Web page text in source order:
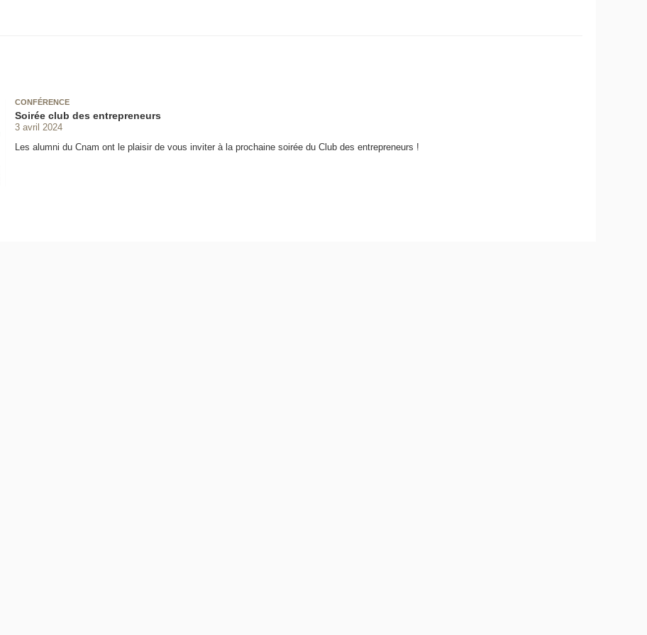
CONFÉRENCE
Soirée club des entrepreneurs
3 avril 2024
Les alumni du Cnam ont le plaisir de vous inviter à la prochaine soirée du Club des entrepreneurs !